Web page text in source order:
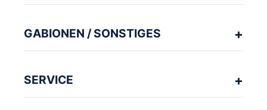
GABIONEN / SONSTIGES
SERVICE